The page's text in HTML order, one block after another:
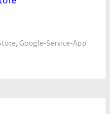
, Google-Service-App